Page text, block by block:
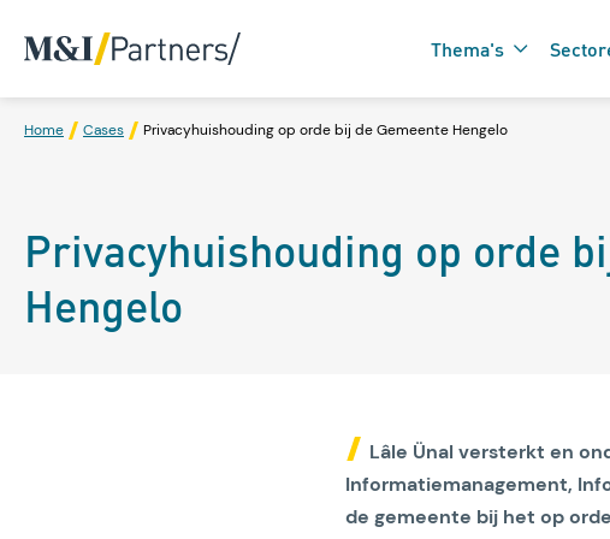
Thema's
Domotica
Home Cases Privacyhuishouding op orde bij de Gemeente Hengelo
Privacyhuishouding op orde
Hengelo
Lâle Ünal versterkt en
Informatiemanagement,
de gemeente bij het op